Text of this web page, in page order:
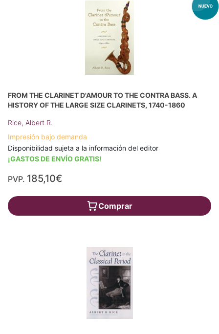
FROM THE CLARINET D'AMOUR TO THE CONTRA BASS. A
HISTORY OF THE LARGE SIZE CLARINETS, 1740-1860
Rice, Albert R.
Impresión bajo demanda
Disponibilidad sujeta a la información del editor
¡GASTOS DE ENVÍO GRATIS!
PVP. 185,10€
Comprar